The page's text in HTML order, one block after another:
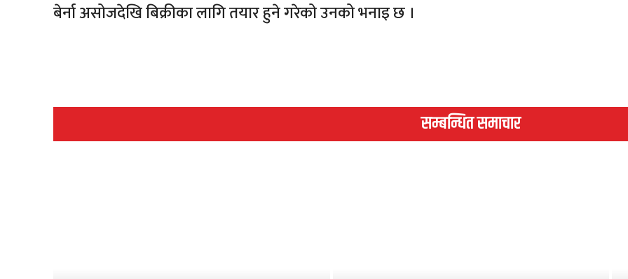
बेर्ना असोजदेखि बिक्रीका लागि तयार हुने गरेको उनको भनाइ छ ।
सम्बन्धित समाचार